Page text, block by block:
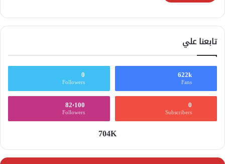
تابعنا علي
622k
Fans
0
Followers
0
Subscribers
82٬100
Followers
704K